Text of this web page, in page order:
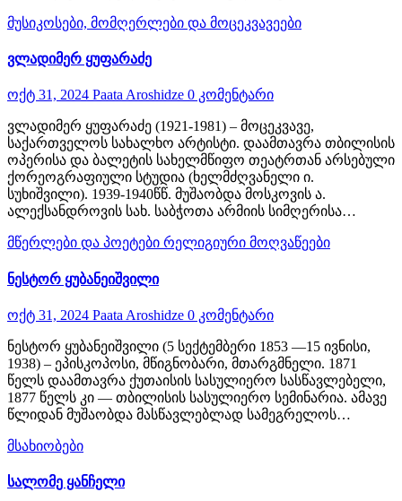
მუსიკოსები, მომღერლები და მოცეკვავეები
ვლადიმერ ყუფარაძე
ოქტ 31, 2024 Paata Aroshidze 0 კომენტარი
ვლადიმერ ყუფარაძე (1921-1981) – მოცეკვავე,
საქართველოს სახალხო არტისტი. დაამთავრა თბილისის
ოპერისა და ბალეტის სახელმწიფო თეატრთან არსებული
ქორეოგრაფიული სტუდია (ხელმძღვანელი ი.
სუხიშვილი). 1939-1940წწ. მუშაობდა მოსკოვის ა.
ალექსანდროვის სახ. საბჭოთა არმიის სიმღერისა…
მწერლები და პოეტები რელიგიური მოღვაწეები
ნესტორ ყუბანეიშვილი
ოქტ 31, 2024 Paata Aroshidze 0 კომენტარი
ნესტორ ყუბანეიშვილი (5 სექტემბერი 1853 —15 ივნისი,
1938) – ეპისკოპოსი, მწიგნობარი, მთარგმნელი. 1871
წელს დაამთავრა ქუთაისის სასულიერო სასწავლებელი,
1877 წელს კი — თბილისის სასულიერო სემინარია. ამავე
წლიდან მუშაობდა მასწავლებლად სამეგრელოს…
მსახიობები
სალომე ყანჩელი